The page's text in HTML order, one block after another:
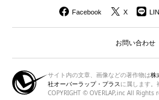
Facebook X
お問い合わせ
サイト内の文章、画像などの著作物は株
社オーバーラップ・プラス に属します。
COPYRIGHT © OVERLAP,inc All Rights